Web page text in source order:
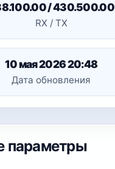
/ 430.500.00
RX / TX
10 мая 2026 20:48
Дата обновления
параметры